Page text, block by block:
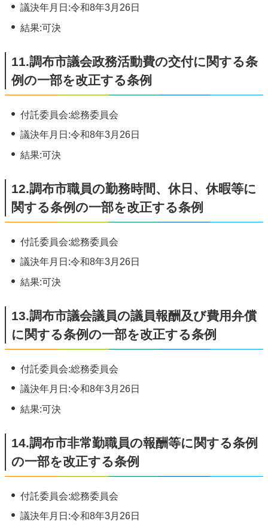
議決年月日:令和8年3月26日
結果:可決
11.調布市議会政務活動費の交付に関する条
例の一部を改正する条例
付託委員会:総務委員会
議決年月日:令和8年3月26日
結果:可決
12.調布市職員の勤務時間、休日、休暇等に
関する条例の一部を改正する条例
付託委員会:総務委員会
議決年月日:令和8年3月26日
結果:可決
13.調布市議会議員の議員報酬及び費用弁償
に関する条例の一部を改正する条例
付託委員会:総務委員会
議決年月日:令和8年3月26日
結果:可決
14.調布市非常勤職員の報酬等に関する条例
の一部を改正する条例
付託委員会:総務委員会
議決年月日:令和8年3月26日